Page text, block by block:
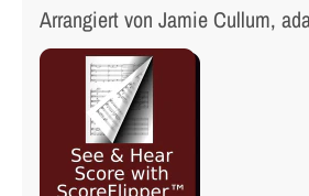
Arrangiert von Jamie Cullum,